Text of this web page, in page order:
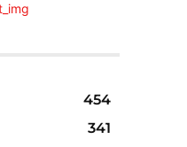
454
341